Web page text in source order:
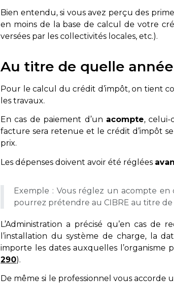
Bien entendu, si vous avez perçu des
en moins de la base de calcul de votre
versées par les collectivités locales, etc.).
Au titre de quelle
Pour le calcul du crédit d’impôt, on tient
les travaux.
En cas de paiement d’un acompte, celui-
facture sera retenue et le crédit d’impôt
prix.
Les dépenses doivent avoir été réglées
Exemple : Vous réglez un acompte
pourrez prétendre au CIBRE au titre
L’Administration a précisé qu’en cas de
l’installation du système de charge, la
importe les dates auxquelles l’organisme
290).
De même si le professionnel vous accorde